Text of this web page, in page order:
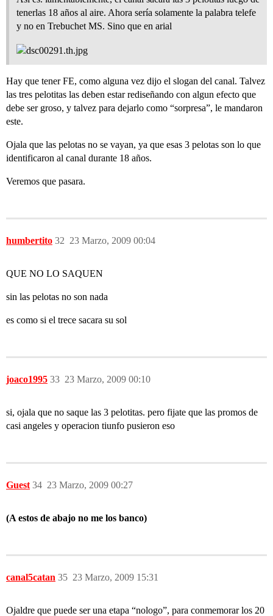
tenerlas 18 años al aire. Ahora sería solamente la palabra telefe
y no en Trebuchet MS. Sino que en arial
Hay que tener FE, como alguna vez dijo el slogan del canal. Talvez
las tres pelotitas las deben estar rediseñando con algun efecto que
debe ser groso, y talvez para dejarlo como “sorpresa”, le mandaron
este.
Ojala que las pelotas no se vayan, ya que esas 3 pelotas son lo que
identificaron al canal durante 18 años.
Veremos que pasara.
humbertito 23 Marzo, 2009 00:04
32
QUE NO LO SAQUEN
sin las pelotas no son nada
es como si el trece sacara su sol
joaco1995 23 Marzo, 2009 00:10
33
si, ojala que no saque las 3 pelotitas. pero fijate que las promos de
casi angeles y operacion tiunfo pusieron eso
Guest 23 Marzo, 2009 00:27
34
(A estos de abajo no me los banco)
canal5catan 23 Marzo, 2009 15:31
35
Ojaldre que puede ser una etapa “nologo”, para conmemorar los 20